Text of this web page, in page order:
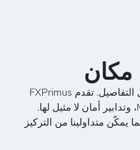
مكان
يمتد التزامنا بإنشاء تجربة تداول عالمية المستوى إلى كل التفاصيل. تقدم FXPrimus
يمكّن متداولينا من التركيز